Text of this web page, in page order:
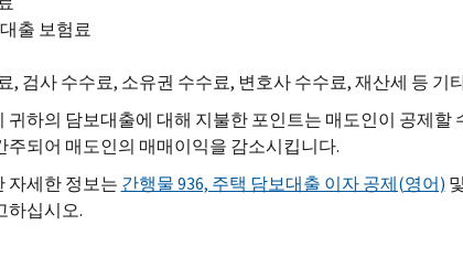
출 보험료
, 검사 수수료, 소유권 수수료, 변호사 수수료, 재산세 등 기
귀하의 담보대출에 대해 지불한 포인트는 매도인이 공제할
주되어 매도인의 매매이익을 감소시킵니다.
자세한 정보는 간행물 936, 주택 담보대출 이자 공제(영어) 및
하십시오.